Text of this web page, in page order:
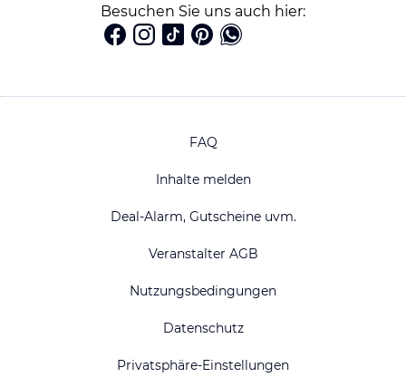
Besuchen Sie uns auch hier:
FAQ
Inhalte melden
Deal-Alarm, Gutscheine uvm.
Veranstalter AGB
Nutzungsbedingungen
Datenschutz
Privatsphäre-Einstellungen